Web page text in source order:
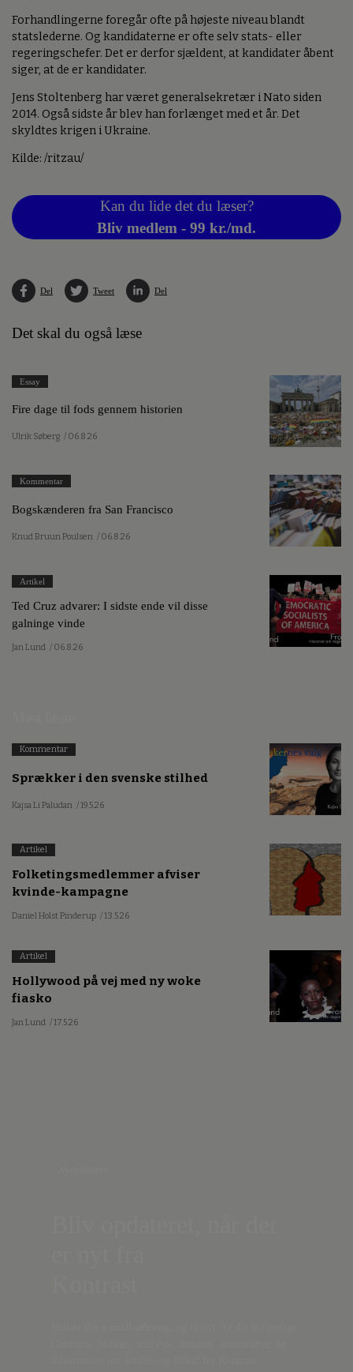
Forhandlingerne foregår ofte på højeste niveau blandt
statslederne. Og kandidaterne er ofte selv stats- eller
regeringschefer. Det er derfor sjældent, at kandidater åbent
siger, at de er kandidater.
Jens Stoltenberg har været generalsekretær i Nato siden
2014. Også sidste år blev han forlænget med et år. Det
skyldtes krigen i Ukraine.
Kilde: /ritzau/
Kan du lide det du læser?
Bliv medlem - 99 kr./md.
Del Tweet Del
Det skal du også læse
Essay
Fire dage til fods gennem historien
Ulrik Søberg / 06.8.26
Kommentar
Bogskænderen fra San Francisco
Knud Bruun Poulsen / 06.8.26
Artikel
Ted Cruz advarer: I sidste ende vil disse
galninge vinde
Jan Lund / 06.8.26
Kommentar
Sprækker i den svenske stilhed
Kajsa Li Paludan / 19.5.26
Artikel
Folketingsmedlemmer afviser
kvinde-kampagne
Daniel Holst Pinderup / 13.5.26
Artikel
Hollywood på vej med ny woke
fiasko
Jan Lund / 17.5.26